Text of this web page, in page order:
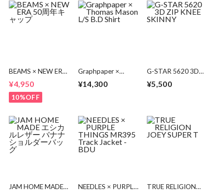
BEAMS × NEW ERA
¥4,950
10%OFF
Graphpaper ×
B.D Shirt
¥14,300
G-STAR 5620 3D
¥5,500
JAM HOME MADE
NEEDLES × PURPLE
TRUE RELIGION